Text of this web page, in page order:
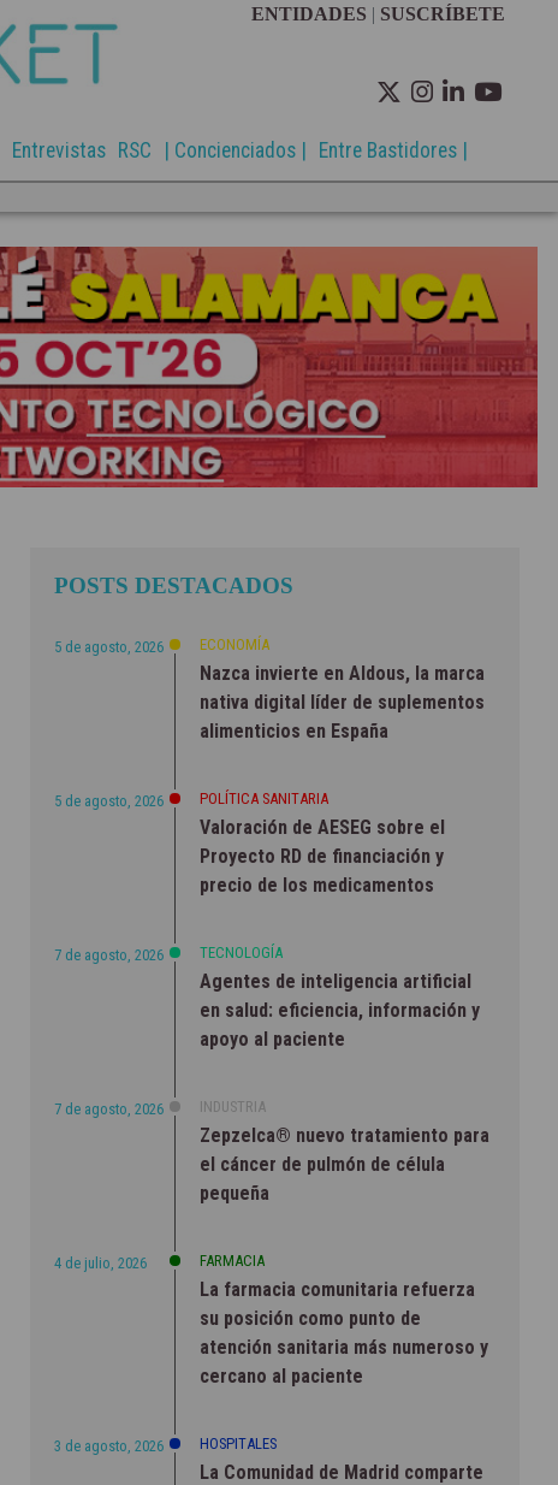
ENTIDADES | SUSCRÍBETE
Entrevistas RSC | Concienciados | Entre Bastidores |
POSTS DESTACADOS
5 de agosto, 2026 ECONOMÍA
Nazca invierte en Aldous, la marca
nativa digital líder de suplementos
alimenticios en España
5 de agosto, 2026 POLÍTICA SANITARIA
Valoración de AESEG sobre el
Proyecto RD de financiación y
precio de los medicamentos
7 de agosto, 2026 TECNOLOGÍA
Agentes de inteligencia artificial
en salud: eficiencia, información y
apoyo al paciente
7 de agosto, 2026 INDUSTRIA
Zepzelca® nuevo tratamiento para
el cáncer de pulmón de célula
pequeña
4 de julio, 2026 FARMACIA
La farmacia comunitaria refuerza
su posición como punto de
atención sanitaria más numeroso y
cercano al paciente
3 de agosto, 2026 HOSPITALES
La Comunidad de Madrid comparte